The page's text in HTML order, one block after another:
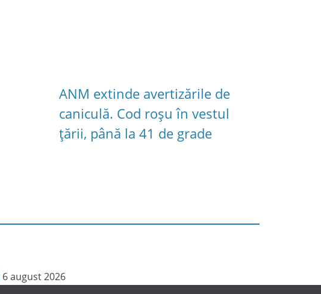
ANM extinde avertizările de
caniculă. Cod roșu în vestul
țării, până la 41 de grade
6 august 2026